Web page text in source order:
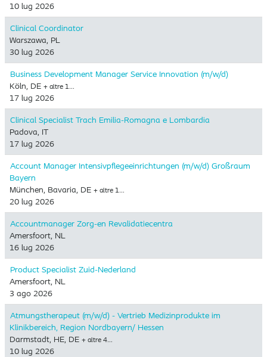
10 lug 2026
Clinical Coordinator
Warszawa, PL
30 lug 2026
Business Development Manager Service Innovation (m/w/d)
Köln, DE + altre 1…
17 lug 2026
Clinical Specialist Trach Emilia-Romagna e Lombardia
Padova, IT
17 lug 2026
Account Manager Intensivpflegeeinrichtungen (m/w/d) Großraum
Bayern
München, Bavaria, DE + altre 1…
20 lug 2026
Accountmanager Zorg-en Revalidatiecentra
Amersfoort, NL
16 lug 2026
Product Specialist Zuid-Nederland
Amersfoort, NL
3 ago 2026
Atmungstherapeut (m/w/d) - Vertrieb Medizinprodukte im
Klinikbereich, Region Nordbayern/ Hessen
Darmstadt, HE, DE + altre 4…
10 lug 2026